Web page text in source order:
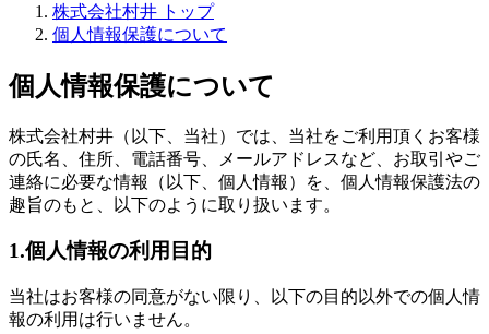
株式会社村井 トップ
個人情報保護について
個人情報保護について
株式会社村井（以下、当社）では、当社をご利用頂くお客様
の氏名、住所、電話番号、メールアドレスなど、お取引やご
連絡に必要な情報（以下、個人情報）を、個人情報保護法の
趣旨のもと、以下のように取り扱います。
1.個人情報の利用目的
当社はお客様の同意がない限り、以下の目的以外での個人情
報の利用は行いません。